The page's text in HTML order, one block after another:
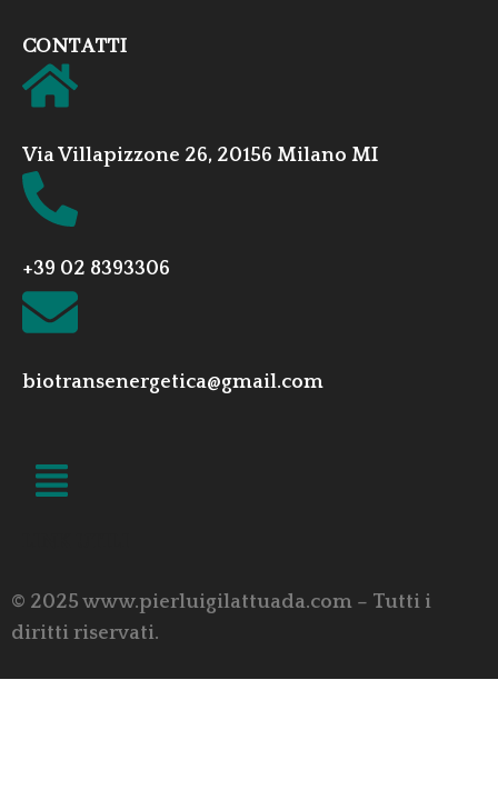
CONTATTI
Via Villapizzone 26, 20156 Milano MI
+39 02 8393306
biotransenergetica@gmail.com
© 2025 www.pierluigilattuada.com – Tutti i
diritti riservati.